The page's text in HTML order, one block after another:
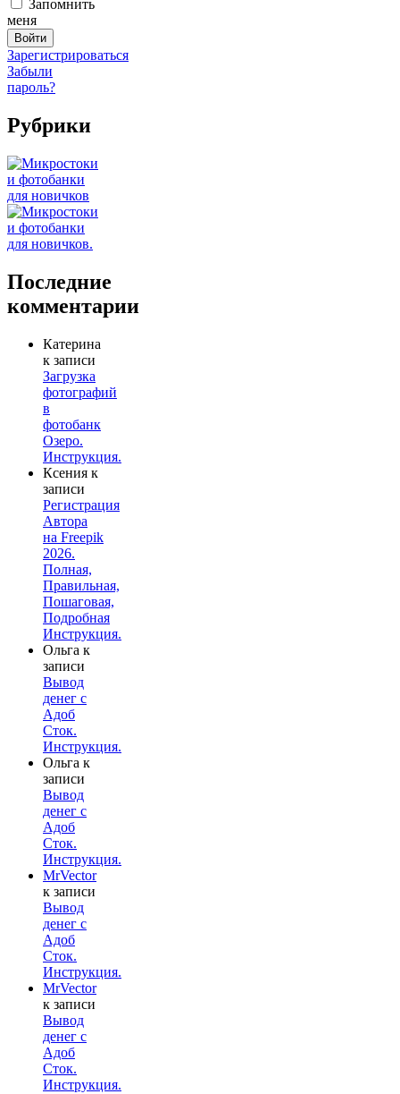
Запомнить
меня
Зарегистрироваться
Забыли
пароль?
Рубрики
Последние
комментарии
Катерина
к записи
Загрузка
фотографий
в
фотобанк
Озеро.
Инструкция.
Ксения к
записи
Регистрация
Автора
на Freepik
2026.
Полная,
Правильная,
Пошаговая,
Подробная
Инструкция.
Ольга к
записи
Вывод
денег с
Адоб
Сток.
Инструкция.
Ольга к
записи
Вывод
денег с
Адоб
Сток.
Инструкция.
MrVector
к записи
Вывод
денег с
Адоб
Сток.
Инструкция.
MrVector
к записи
Вывод
денег с
Адоб
Сток.
Инструкция.